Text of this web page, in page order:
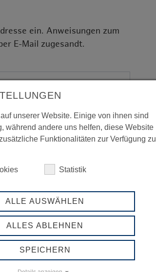
unserer Website. Einige von ihnen sind
während andere uns helfen, diese Website
Funktionalitäten zur Verfügung zu
Statistik
ALLE AUSWÄHLEN
ALLES ABLEHNEN
SPEICHERN
ein. Anweisungen zum
E-Mail zugesandt.
um das Beste aus Ihrer
Mitgliederbereich
zum Start der
für die Mitgliedschaft